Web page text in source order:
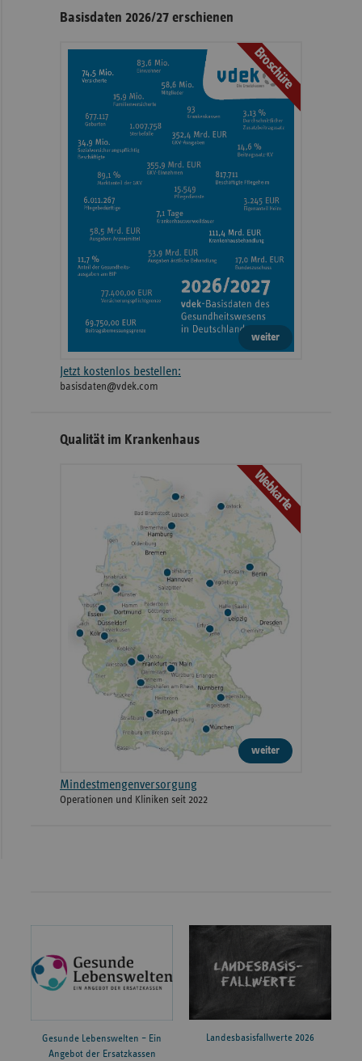
Basisdaten 2026/27 erschienen
Broschüre
weiter
Jetzt kostenlos bestellen:
basisdaten@vdek.com
Qualität im Krankenhaus
Webkarte
weiter
Mindestmengenversorgung
Operationen und Kliniken seit 2022
Gesunde Lebenswelten – Ein
Angebot der Ersatzkassen
Landesbasisfallwerte 2026